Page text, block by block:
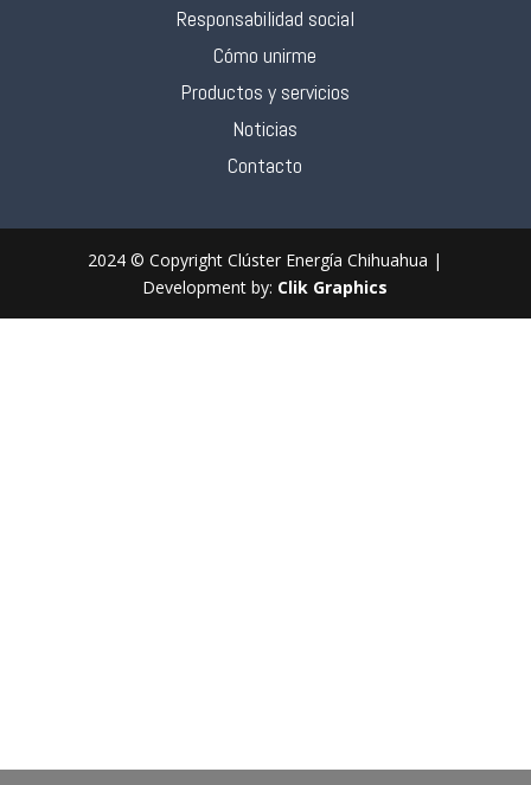
Responsabilidad social
Cómo unirme
Productos y servicios
Noticias
Contacto
2024 © Copyright Clúster Energía Chihuahua |
Development by: Clik Graphics